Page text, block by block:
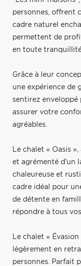
personnes, offrent
cadre naturel
permettent de
en toute
Grâce à leur
une expérience de
sentirez enveloppé
assurer votre
agréables.
Le chalet « Oasis
et agrémenté d'un
chaleureuse et
cadre idéal pour
de détente en
répondre à tous
Le chalet «
légèrement en
personnes. Parfait